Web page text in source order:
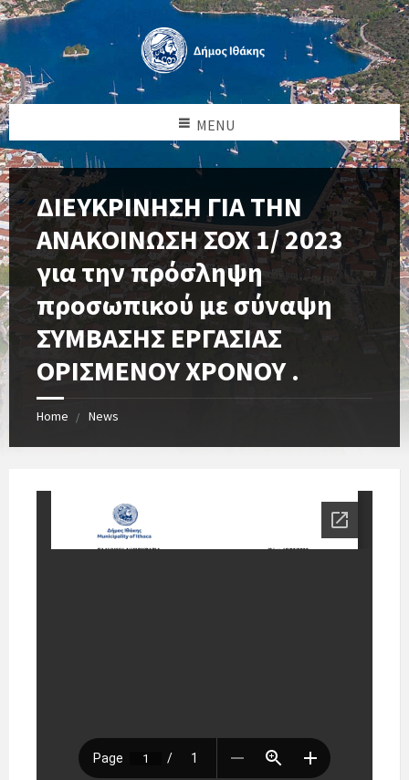
MENU
ΔΙΕΥΚΡΙΝΗΣΗ ΓΙΑ ΤΗΝ
ΑΝΑΚΟΙΝΩΣΗ ΣΟΧ 1/ 2023
για την πρόσληψη
προσωπικού με σύναψη
ΣΥΜΒΑΣΗΣ ΕΡΓΑΣΙΑΣ
ΟΡΙΣΜΕΝΟΥ ΧΡΟΝΟΥ .
Home News